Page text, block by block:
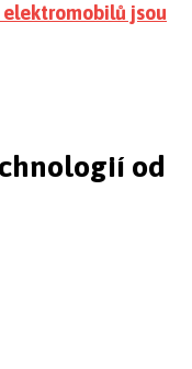
jsou
od